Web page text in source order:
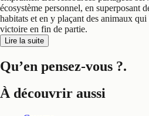
écosystème personnel, en superposant
habitats et en y plaçant des animaux
victoire en fin de partie.
Lire la suite
Qu’en pensez-vous ?.
À découvrir aussi